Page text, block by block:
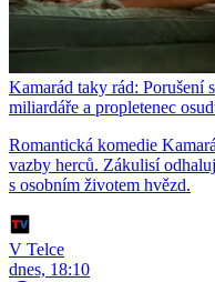
Kamarád taky rád: Porušení
miliardáře a propletenec
Romantická komedie
vazby herců. Zákulisí
s osobním životem hvězd.
V Telce
dnes, 18:10